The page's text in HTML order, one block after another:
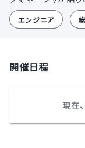
エンジニア
開催日程
現在